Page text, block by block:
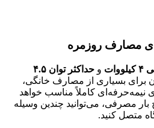
مصارف روزمره
و
حداکثر توان ۴.۵
برای بسیاری از مصارف خانگی،
نیمه‌حرفه‌ای کاملاً مناسب خواهد
مصرفی، می‌توانید چندین وسیله
متصل کنید.